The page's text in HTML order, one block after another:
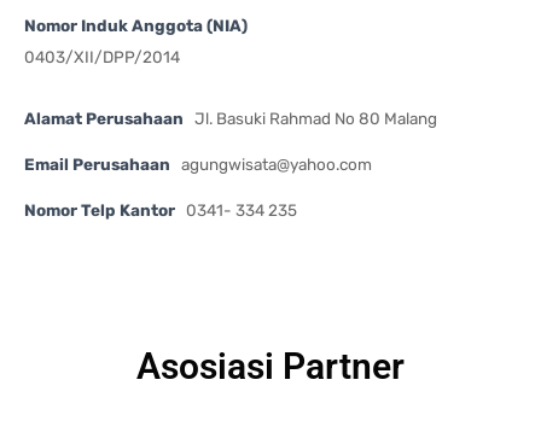
Nomor Induk Anggota (NIA)
0403/XII/DPP/2014
Alamat Perusahaan Jl. Basuki Rahmad No 80 Malang
Email Perusahaan agungwisata@yahoo.com
Nomor Telp Kantor 0341- 334 235
Asosiasi Partner